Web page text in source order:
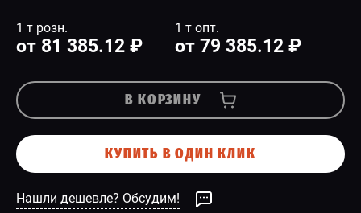
1 т розн.
от 81 385.12 ₽
1 т опт.
от 79 385.12 ₽
В КОРЗИНУ
КУПИТЬ В ОДИН КЛИК
Нашли дешевле? Обсудим!